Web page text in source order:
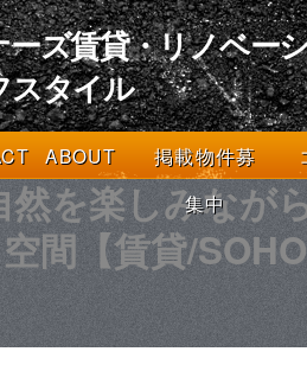
ズ賃貸・リノベー
スタイル
ABOUT
掲載物件募
集中
を楽しみなが
間【賃貸/